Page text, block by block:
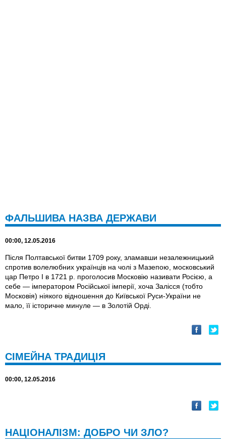
ФАЛЬШИВА НАЗВА ДЕРЖАВИ
00:00, 12.05.2016
Після Полтавської битви 1709 року, зламавши незалежницький
спротив волелюбних українців на чолі з Мазепою, московський
цар Петро І в 1721 р. проголосив Московію називати Росією, а
себе — імператором Російської імперії, хоча Залісся (тобто
Московія) ніякого відношення до Київської Руси-України не
мало, її історичне минуле — в Золотій Орді.
СІМЕЙНА ТРАДИЦІЯ
00:00, 12.05.2016
НАЦІОНАЛІЗМ: ДОБРО ЧИ ЗЛО?